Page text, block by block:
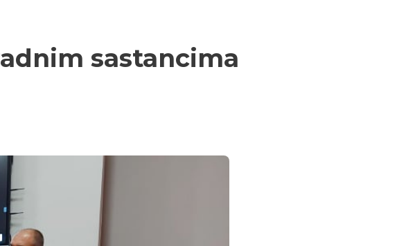
sastancima